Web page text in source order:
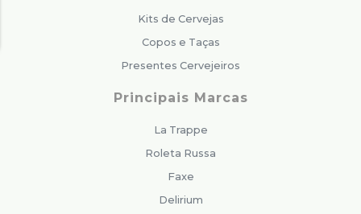
Kits de Cervejas
Copos e Taças
Presentes Cervejeiros
Principais Marcas
La Trappe
Roleta Russa
Faxe
Delirium